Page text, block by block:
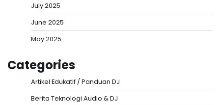
July 2025
June 2025
May 2025
Categories
Artikel Edukatif / Panduan DJ
Berita Teknologi Audio & DJ